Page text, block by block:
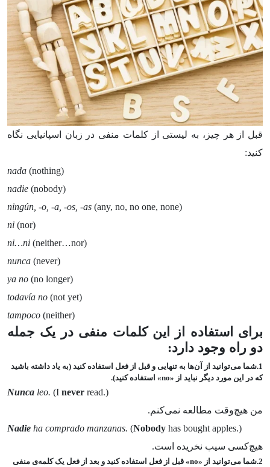
قبل از هر چیز، به لیستی از کلمات منفی در زبان اسپانیایی نگاه
کنید:
nada (nothing)
nadie (nobody)
ningún, -o, -a, -os, -as (any, no, no one, none)
ni (nor)
ni…ni (neither…nor)
nunca (never)
ya no (no longer)
todavía no (not yet)
tampoco (neither)
برای استفاده از این کلمات منفی در یک جمله
دو راه وجود دارد:‌
1.شما می‌توانید از آن‌ها به تنهایی و قبل از فعل استفاده کنید (به یاد داشته باشید
که در این مورد دیگر نباید از «no» استفاده کنید).
Nunca leo. (I never read.)
من هیچ‌وقت مطالعه نمی‌کنم.
Nadie ha comprado manzanas. (Nobody has bought apples.)
هیچ‌کسی سیب نخریده‌ است.
2.شما می‌توانید از «no» قبل از فعل استفاده کنید و بعد از فعل یک کلمه‌ی منفی